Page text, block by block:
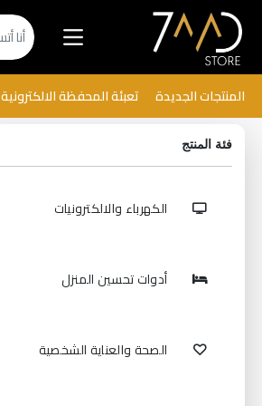
المنتجات الجديدة تعبئة المحفظة الالكترونية
فئة المنتج
الكهرباء والالكترونيات
أدوات تحسين المنزل
الصحة والعناية الشخصية